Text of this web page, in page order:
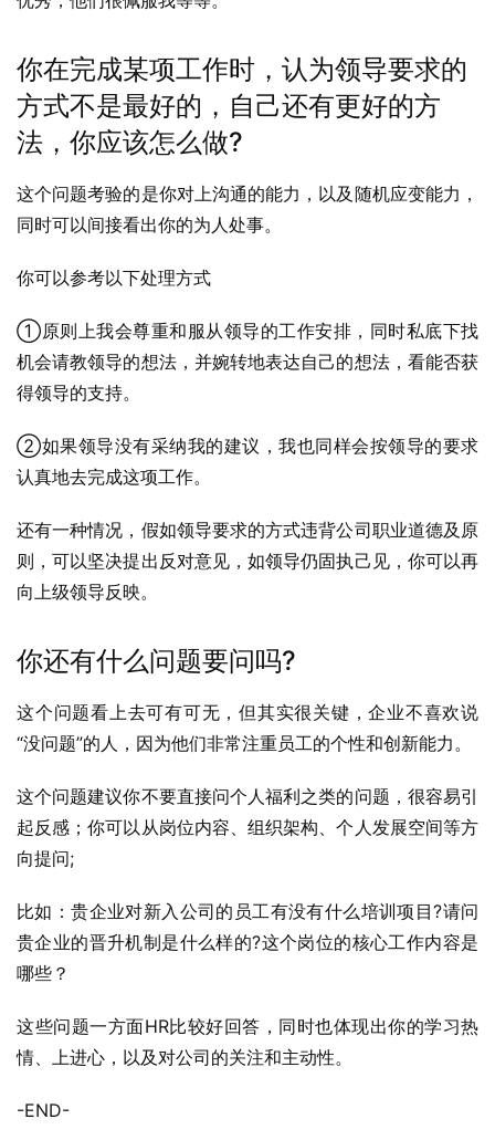
你在完成某项工作时，认为领导要求的
方式不是最好的，自己还有更好的方
法，你应该怎么做?
这个问题考验的是你对上沟通的能力，以及随机应变能力，
同时可以间接看出你的为人处事。
你可以参考以下处理方式
①原则上我会尊重和服从领导的工作安排，同时私底下找
机会请教领导的想法，并婉转地表达自己的想法，看能否获
得领导的支持。
②如果领导没有采纳我的建议，我也同样会按领导的要求
认真地去完成这项工作。
还有一种情况，假如领导要求的方式违背公司职业道德及原
则，可以坚决提出反对意见，如领导仍固执己见，你可以再
向上级领导反映。
你还有什么问题要问吗?
这个问题看上去可有可无，但其实很关键，企业不喜欢说
“没问题”的人，因为他们非常注重员工的个性和创新能力。
这个问题建议你不要直接问个人福利之类的问题，很容易引
起反感；你可以从岗位内容、组织架构、个人发展空间等方
向提问;
比如：贵企业对新入公司的员工有没有什么培训项目?请问
贵企业的晋升机制是什么样的?这个岗位的核心工作内容是
哪些？
这些问题一方面HR比较好回答，同时也体现出你的学习热
情、上进心，以及对公司的关注和主动性。
-END-